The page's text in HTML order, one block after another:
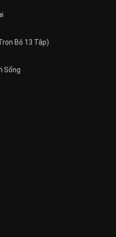
Bộ 13 Tập)
Sống